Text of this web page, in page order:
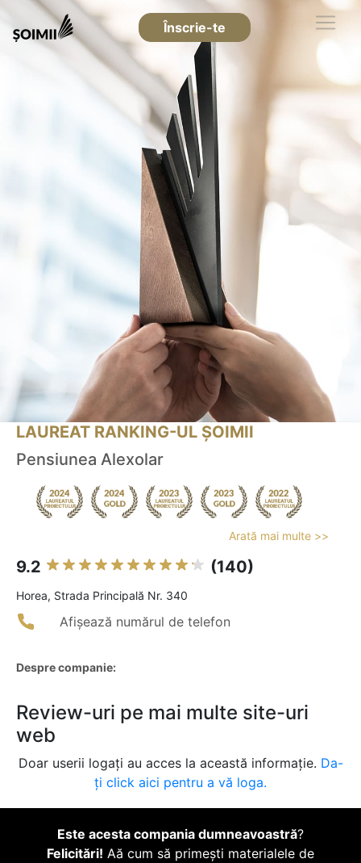
Înscrie-te
LAUREAT RANKING-UL ȘOIMII
Pensiunea Alexolar
Arată mai multe >>
9.2 (140)
Horea, Strada Principală Nr. 340
Afișează numărul de telefon
Despre companie:
Review-uri pe mai multe site-uri
web
Doar userii logați au acces la această informație. Da-
ți click aici pentru a vă loga.
Este acesta compania dumneavoastră?
Felicitări! Aă cum să primești materialele de